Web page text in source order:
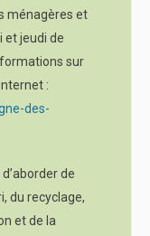
ménagères et
et jeudi de
sur
:
des-
de
du recyclage,
et de la